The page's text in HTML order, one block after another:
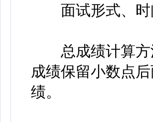
面试形式、时
总成绩计算方
成绩保留小数点
绩。